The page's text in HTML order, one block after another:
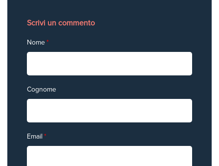
Scrivi un commento
Nome*
Cognome
Email *